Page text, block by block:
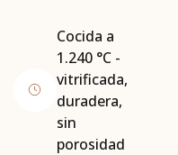
Cocida a
1.240 °C -
vitrificada,
duradera,
sin
porosidad